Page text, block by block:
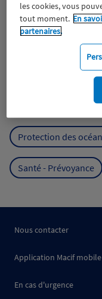
Engagement
Expérience clients
Protection de
Protection des
Santé - Prévoyance
Nous contacter
Application Macif mobile
En cas d'urgence
les cookies, vous
tout moment. En
partenaires.